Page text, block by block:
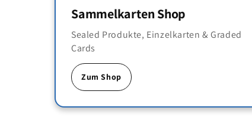
Sammelkarten Shop
Sealed Produkte, Einzelkarten & Graded
Cards
Zum Shop